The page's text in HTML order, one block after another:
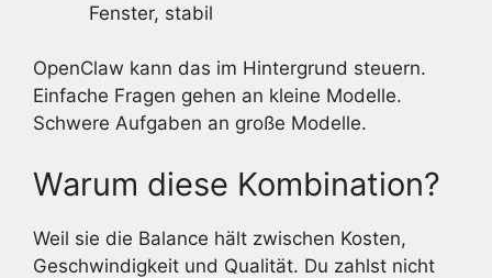
Fenster, stabil
OpenClaw kann das im Hintergrund steuern.
Einfache Fragen gehen an kleine Modelle.
Schwere Aufgaben an große Modelle.
Warum diese Kombination?
Weil sie die Balance hält zwischen Kosten,
Geschwindigkeit und Qualität. Du zahlst nicht